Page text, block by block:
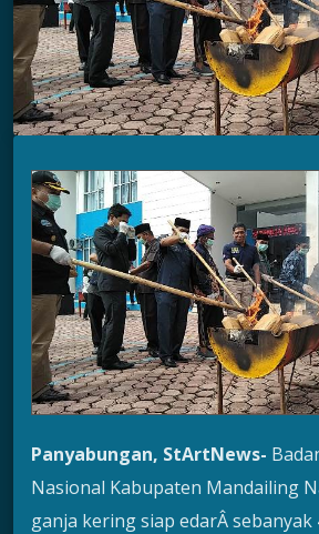
Panyabungan, StArtNews-
Nasional Kabupaten Mandailing
ganja kering siap edarÂ sebanyak